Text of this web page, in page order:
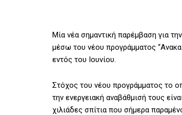
Μία νέα σημαντική παρέμβαση για
μέσω του νέου προγράμματος
εντός του Ιουνίου.
Στόχος του νέου προγράμματος το
την ενεργειακή αναβάθμισή τους
χιλιάδες σπίτια που σήμερα